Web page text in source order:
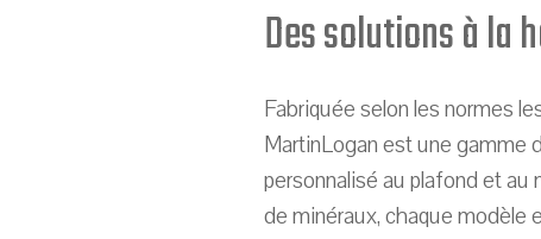
Des solutions à la
Fabriquée selon les normes
MartinLogan est une gamme
personnalisé au plafond et
de minéraux, chaque modèle